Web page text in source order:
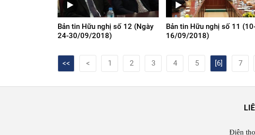
Bản tin Hữu nghị số 12 (Ngày
24-30/09/2018)
Bản tin Hữu nghị số 11
16/09/2018)
<< < 1 2 3 4 5 [6] 7
Điện